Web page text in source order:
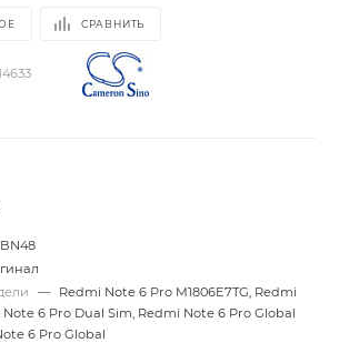
СРАВНИТЬ
BN48
—
Redmi Note 6 Pro M1806E7TG, Redmi
6 Pro Dual Sim, Redmi Note 6 Pro Global
6 Pro Global